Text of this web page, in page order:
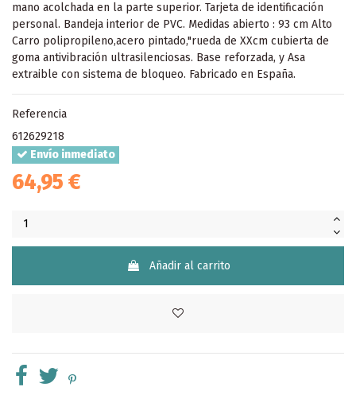
mano acolchada en la parte superior. Tarjeta de identificación
personal. Bandeja interior de PVC. Medidas abierto : 93 cm Alto
Carro polipropileno,acero pintado,"rueda de XXcm cubierta de
goma antivibración ultrasilenciosas. Base reforzada, y Asa
extraible con sistema de bloqueo. Fabricado en España.
Referencia
612629218
Envío inmediato
64,95 €
Añadir al carrito